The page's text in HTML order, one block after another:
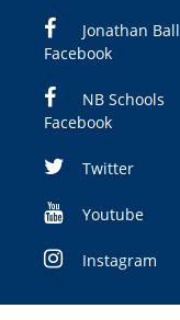
Jonathan Ball
Facebook
NB Schools
Facebook
Twitter
Youtube
Instagram